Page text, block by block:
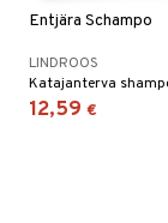
Entjära Schampo
LINDROOS
12,59 €